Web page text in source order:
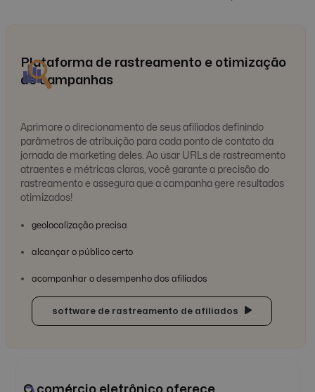
Plataforma de rastreamento e otimização
de campanhas
Aprimore o direcionamento de seus afiliados definindo
parâmetros de atribuição para cada ponto de contato da
jornada de marketing deles. Ao usar URLs de rastreamento
atraentes e métricas claras, você garante a precisão do
rastreamento e assegura que a campanha gere resultados
otimizados!
geolocalização precisa
alcançar o público certo
acompanhar o desempenho dos afiliados
software de rastreamento de afiliados